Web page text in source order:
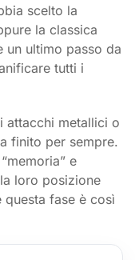
scelto la
la classica
un ultimo passo da
tutti i
attacchi metallici o
finito per sempre.
e
loro posizione
fase è così